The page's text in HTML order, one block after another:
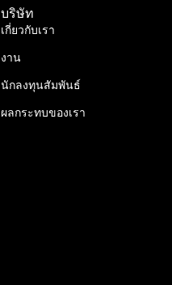
บริษัท
เกี่ยวกับเรา
งาน
นักลงทุนสัมพันธ์
ผลกระทบของเรา